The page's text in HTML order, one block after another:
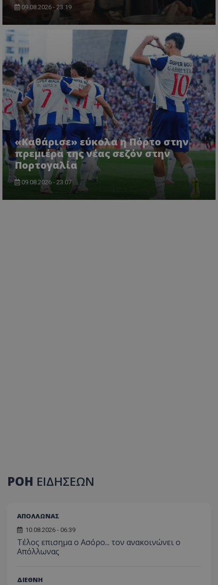
09.08.2026 - 23:19
«Καθάρισε» εύκολα η Πόρτο στην
πρεμιέρα της νέας σεζόν στην
Πορτογαλία
09.08.2026 - 23:07
ΡΟΗ ΕΙΔΗΣΕΩΝ
ΑΠΟΛΛΩΝΑΣ
10.08.2026 - 06:39
Tέλος επισημα ο Ασόρο... τον ανακοινώνει ο
Απόλλωνας
ΔΙΕΘΝΗ